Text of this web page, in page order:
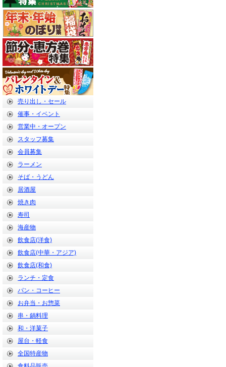
売り出し・セール
催事・イベント
営業中・オープン
スタッフ募集
会員募集
ラーメン
そば・うどん
居酒屋
焼き肉
寿司
海産物
飲食店(洋食)
飲食店(中華・アジア)
飲食店(和食)
ランチ・定食
パン・コーヒー
お弁当・お惣菜
串・鍋料理
和・洋菓子
屋台・軽食
全国特産物